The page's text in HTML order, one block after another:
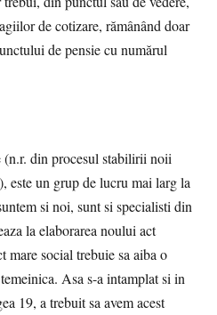
de cotizare, rămânând doar
de pensie cu numărul
(n.r. din procesul stabilirii noii
este un grup de lucru mai larg la
si noi, sunt si specialisti din
la elaborarea noului act
mare social trebuie sa aiba o
Asa s-a intamplat si in
19, a trebuit sa avem acest